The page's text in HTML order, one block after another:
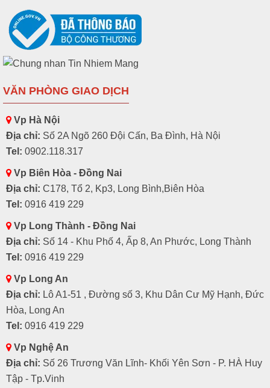
VĂN PHÒNG GIAO DỊCH
Vp Hà Nội
Địa chỉ: Số 2A Ngõ 260 Đội Cấn, Ba Đình, Hà Nội
Tel: 0902.118.317
Vp Biên Hòa - Đồng Nai
Địa chỉ: C178, Tổ 2, Kp3, Long Bình,Biên Hòa
Tel: 0916 419 229
Vp Long Thành - Đồng Nai
Địa chỉ: Số 14 - Khu Phố 4, Ấp 8, An Phước, Long Thành
Tel: 0916 419 229
Vp Long An
Địa chỉ: Lô A1-51 , Đường số 3, Khu Dân Cư Mỹ Hạnh, Đức
Hòa, Long An
Tel: 0916 419 229
Vp Nghệ An
Địa chỉ: Số 26 Trương Văn Lĩnh- Khối Yên Sơn - P. HÀ Huy
Tập - Tp.Vinh